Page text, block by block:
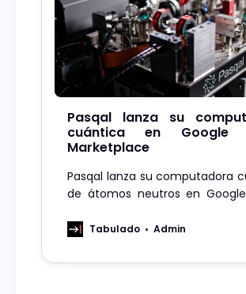
Pasqal lanza su
cuántica en Google
Marketplace
Pasqal lanza su computadora
de átomos neutros en Google
nube.Tabulado Admin